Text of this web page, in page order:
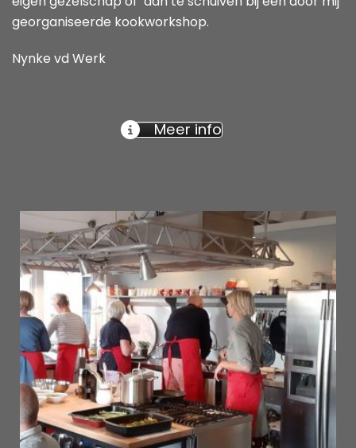
georganiseerde kookworkshop.
Nynke vd Werk
Meer info